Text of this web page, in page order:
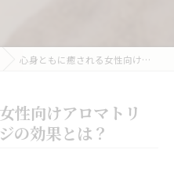
心身ともに癒される女性向けアロマトリートメントマッサージの効果とは？
性向けアロマトリ
の効果とは？